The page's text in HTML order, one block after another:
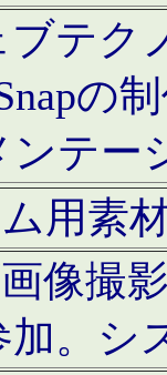
テク
の
テー
用素
像撮
。シ